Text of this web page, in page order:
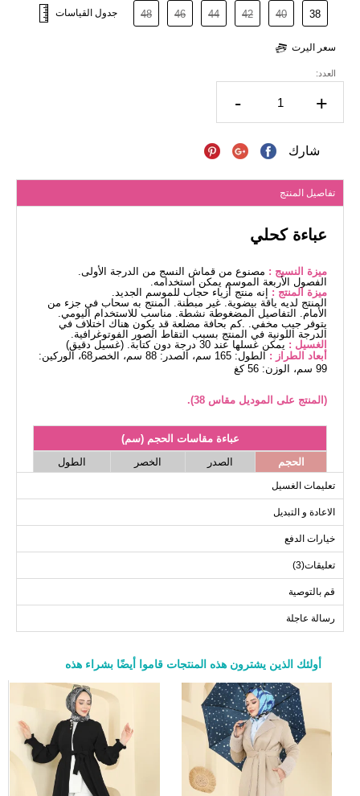
38
40
42
44
46
48 جدول القياسات
سعر اليرت
العدد:
- +
شارك
تفاصيل المنتج
عباءة كحلي
ميزة النسيج : مصنوع من قماش النسج من الدرجة الأولى.
الفصول الأربعة الموسم يمكن استخدامه.
ميزة المنتج : إنه منتج أزياء حجاب للموسم الجديد.
المنتج لديه ياقة بيضوية. غير مبطنة. المنتج به سحاب في جزء من
الأمام. التفاصيل المضغوطة نشطة. مناسب للاستخدام اليومي.
يتوفر جيب مخفي. .كم بحافة مضلعة قد يكون هناك اختلاف في
الدرجة اللونية في المنتج بسبب التقاط الصور الفوتوغرافية.
الغسيل : يمكن غسلها عند 30 درجة دون كتابة. (غسيل دقيق)
أبعاد الطراز :
الطول: 165 سم، الصدر: 88 سم، الخصر68، الوركين:
99 سم، الوزن: 56 كغ
(المنتج على الموديل مقاس 38).
عباءة مقاسات الحجم (سم)
الحجم
الصدر الخصر
الطول
38
42
106
94
134
44
46
48
تعليمات الغسيل
الاعادة و التبديل
خيارات الدفع
تعليقات(3)
قم بالتوصية
رسالة عاجلة
أولئك الذين يشترون هذه المنتجات قاموا أيضًا بشراء هذه
a>